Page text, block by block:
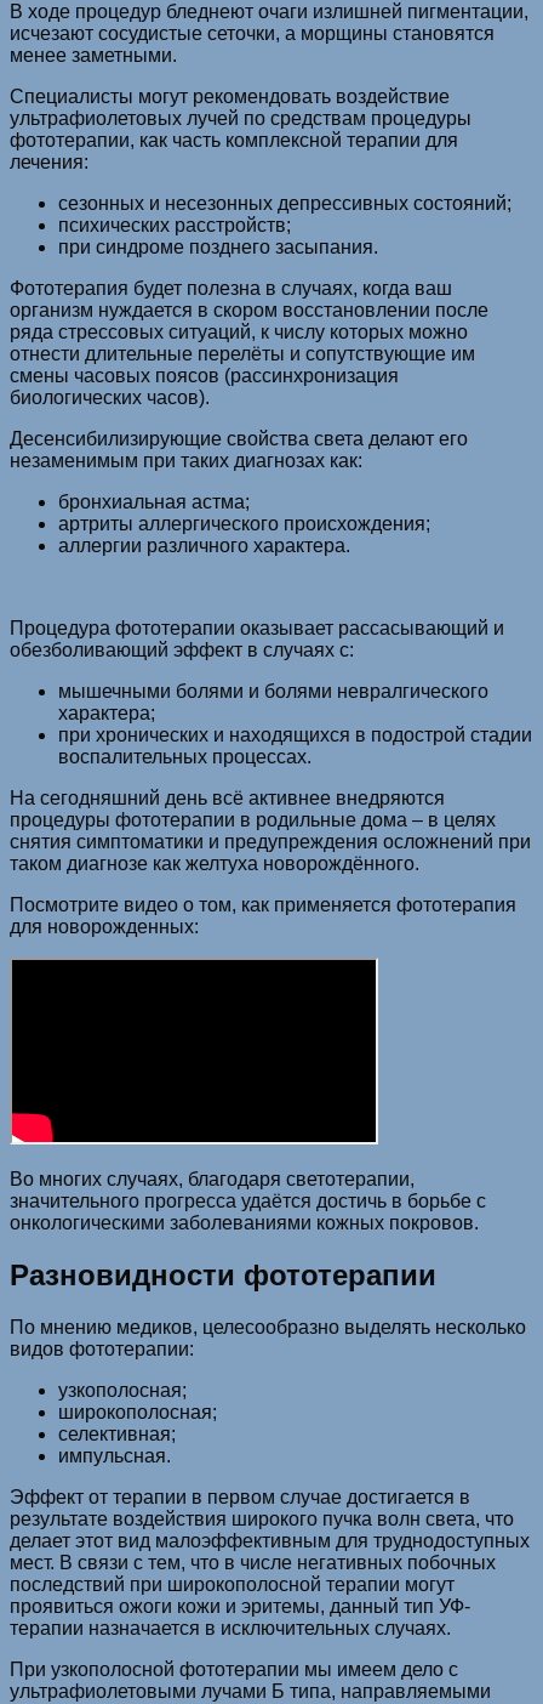
В ходе процедур бледнеют очаги излишней пигментации,
исчезают сосудистые сеточки, а морщины становятся
менее заметными.
Специалисты могут рекомендовать воздействие
ультрафиолетовых лучей по средствам процедуры
фототерапии, как часть комплексной терапии для
лечения:
сезонных и несезонных депрессивных состояний;
психических расстройств;
при синдроме позднего засыпания.
Фототерапия будет полезна в случаях, когда ваш
организм нуждается в скором восстановлении после
ряда стрессовых ситуаций, к числу которых можно
отнести длительные перелёты и сопутствующие им
смены часовых поясов (рассинхронизация
биологических часов).
Десенсибилизирующие свойства света делают его
незаменимым при таких диагнозах как:
бронхиальная астма;
артриты аллергического происхождения;
аллергии различного характера.
Процедура фототерапии оказывает рассасывающий и
обезболивающий эффект в случаях с:
мышечными болями и болями невралгического
характера;
при хронических и находящихся в подострой стадии
воспалительных процессах.
На сегодняшний день всё активнее внедряются
процедуры фототерапии в родильные дома – в целях
снятия симптоматики и предупреждения осложнений при
таком диагнозе как желтуха новорождённого.
Посмотрите видео о том, как применяется фототерапия
для новорожденных:
Во многих случаях, благодаря светотерапии,
значительного прогресса удаётся достичь в борьбе с
онкологическими заболеваниями кожных покровов.
Разновидности фототерапии
По мнению медиков, целесообразно выделять несколько
видов фототерапии:
узкополосная;
широкополосная;
селективная;
импульсная.
Эффект от терапии в первом случае достигается в
результате воздействия широкого пучка волн света, что
делает этот вид малоэффективным для труднодоступных
мест. В связи с тем, что в числе негативных побочных
последствий при широкополосной терапии могут
проявиться ожоги кожи и эритемы, данный тип УФ-
терапии назначается в исключительных случаях.
При узкополосной фототерапии мы имеем дело с
ультрафиолетовыми лучами Б типа, направляемыми